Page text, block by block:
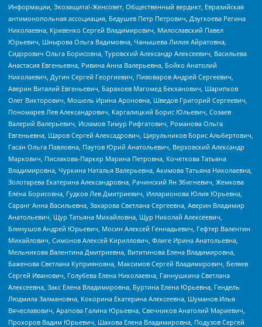
Информации, Экозащита!-Женсовет, Общественный вердикт, Евразийская
антимонопольная ассоциация, Бедушев Петр Петрович, Дзугкоева Регина
Николаевна, Кривенко Сергей Владимирович, Милославский Павел
Юрьевич, Шнырова Ольга Вадимовна, Чанышева Лилия Айратовна,
Сидорович Ольга Борисовна, Туровский Александр Алексеевич, Васильева
Анастасия Евгеньевна, Ривина Анна Валерьевна, Бойко Анатолий
Николаевич, Дугин Сергей Георгиевич, Пивоваров Андрей Сергеевич,
Аверин Виталий Евгеньевич, Барахоев Магомед Бекханович, Шарипков
Олег Викторович, Мошель Ирина Ароновна, Шведов Григорий Сергеевич,
Пономарев Лев Александрович, Каргалицкий Борис Юльевич, Созаев
Валерий Валерьевич, Исламов Тимур Рифгатович, Романова Ольга
Евгеньевна, Щаров Сергей Алексадрович, Цирульников Борис Альбертович,
Гасан Ольга Павловна, Паутов Юрий Анатольевич, Верховский Александр
Маркович, Пислакова-Паркер Марина Петровна, Кочеткова Татьяна
Владимировна, Чуркина Наталья Валерьевна, Акимова Татьяна Николаевна,
Золотарева Екатерина Александровна, Рачинский Ян Збигневич, Жемкова
Елена Борисовна, Гудков Лев Дмитриевич, Илларионова Юлия Юрьевна,
Саранг Анна Васильевна, Захарова Светлана Сергеевна, Аверин Владимир
Анатольевич, Щур Татьяна Михайловна, Щур Николай Алексеевич,
Блинушов Андрей Юрьевич, Мосин Алексей Геннадьевич, Гефтер Валентин
Михайлович, Симонов Алексей Кириллович, Флиге Ирина Анатольевна,
Мельникова Валентина Дмитриевна, Вититинова Елена Владимировна,
Баженова Светлана Куприяновна, Максимов Сергей Владимирович, Беляев
Сергей Иванович, Голубева Елена Николаевна, Ганнушкина Светлана
Алексеевна, Закс Елена Владимировна, Буртина Елена Юрьевна, Гендель
Людмила Залмановна, Кокорина Екатерина Алексеевна, Шуманов Илья
Вячеславович, Арапова Галина Юрьевна, Свечников Анатолий Мариевич,
Прохоров Вадим Юрьевич, Шахова Елена Владимировна, Подузов Сергей